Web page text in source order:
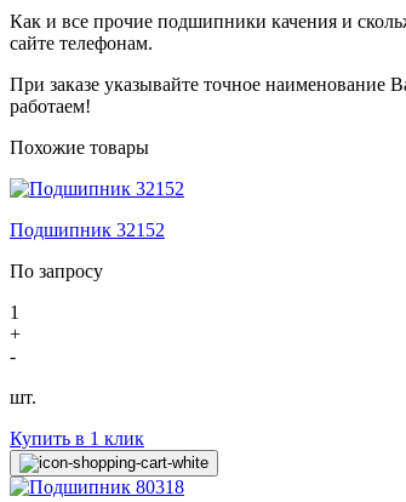
Как и все прочие подшипники качения и
сайте телефонам.
При заказе указывайте точное
работаем!
Похожие товары
Подшипник 32152
По запросу
1
+
-
шт.
Купить в 1 клик